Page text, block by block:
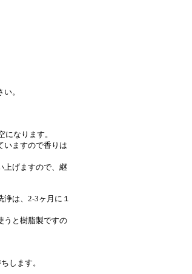
。
なります。
いますので香りは
上げますので、継
浄は、2-3ヶ月に１
うと樹脂製ですの
します。